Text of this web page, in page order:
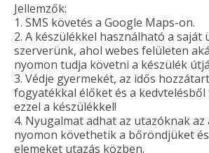
Jellemzők:
1. SMS követés a Google Maps-on.
2. A készülékkel használható a saját
szerverünk, ahol webes felületen
nyomon tudja követni a készülék
3. Védje gyermekét, az idős
fogyatékkal élőket és a
ezzel a készülékkel!
4. Nyugalmat adhat az utazóknak
nyomon követhetik a bőröndjüket
elemeket utazás közben.